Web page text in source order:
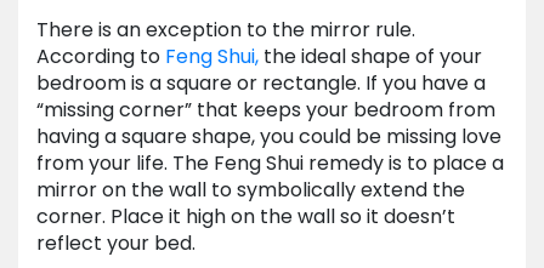
There is an exception to the mirror rule.
According to Feng Shui, the ideal shape of your
bedroom is a square or rectangle. If you have a
“missing corner” that keeps your bedroom from
having a square shape, you could be missing love
from your life. The Feng Shui remedy is to place a
mirror on the wall to symbolically extend the
corner. Place it high on the wall so it doesn’t
reflect your bed.